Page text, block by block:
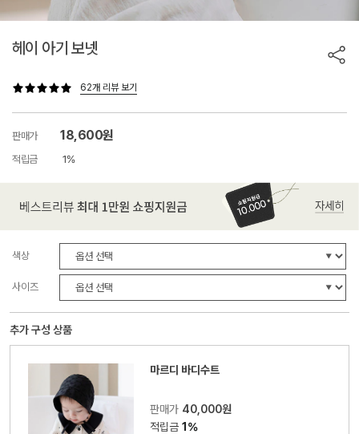
헤이 아기 보넷
62개 리뷰 보기
판매가 18,600원
적립금 1%
색상
사이즈
추가 구성 상품
마르디 바디수트
판매가 40,000원
적립금1%